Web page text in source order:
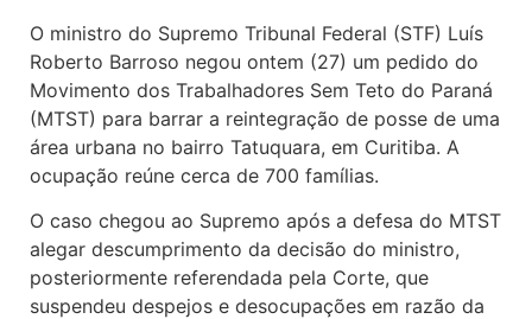
O ministro do Supremo Tribunal Federal (STF) Luís
Roberto Barroso negou ontem (27) um pedido do
Movimento dos Trabalhadores Sem Teto do Paraná
(MTST) para barrar a reintegração de posse de uma
área urbana no bairro Tatuquara, em Curitiba. A
ocupação reúne cerca de 700 famílias.
O caso chegou ao Supremo após a defesa do MTST
alegar descumprimento da decisão do ministro,
posteriormente referendada pela Corte, que
suspendeu despejos e desocupações em razão da